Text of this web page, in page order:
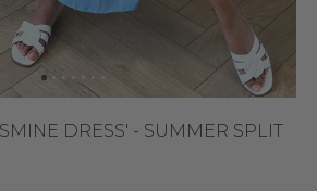
DRESS' - SUMMER SPLIT